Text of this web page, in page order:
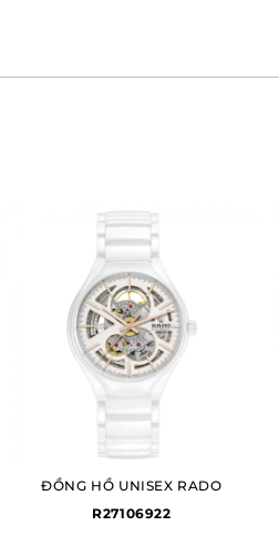
đường kính 43mm và nắp đáy của
của
ĐỒNG HỒ UNISEX RADO
R27106922